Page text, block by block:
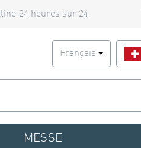
24 heures sur 24
Français
MESSE